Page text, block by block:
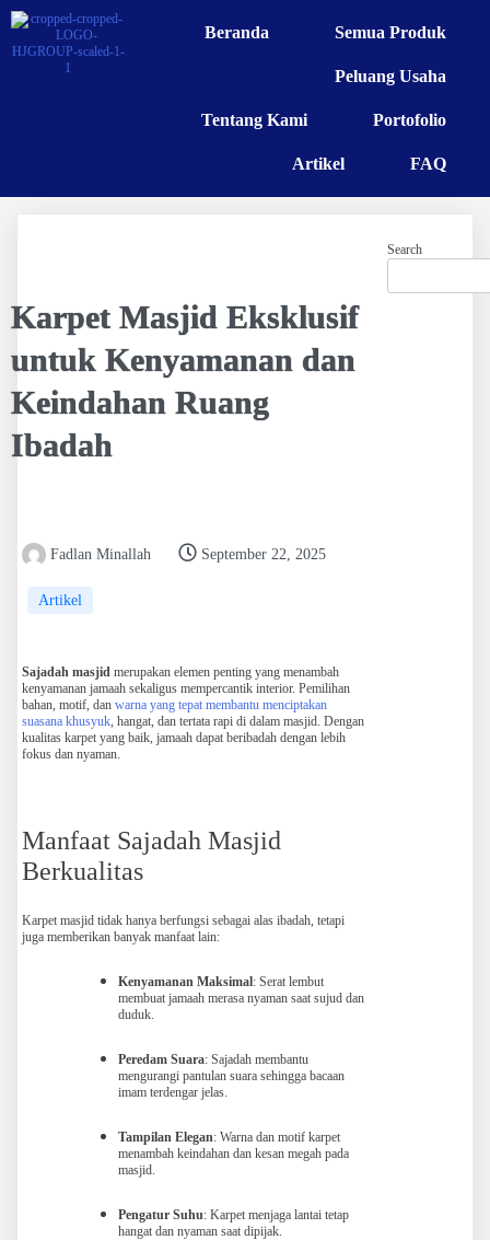
Beranda Semua Produk
Peluang Usaha
Tentang Kami Portofolio
Artikel FAQ
Karpet Masjid Eksklusif
untuk Kenyamanan dan
Keindahan Ruang
Ibadah
Fadlan Minallah September 22, 2025
Artikel
Sajadah masjid merupakan elemen penting yang menambah
kenyamanan jamaah sekaligus mempercantik interior. Pemilihan
bahan, motif, dan warna yang tepat membantu menciptakan
suasana khusyuk, hangat, dan tertata rapi di dalam masjid. Dengan
kualitas karpet yang baik, jamaah dapat beribadah dengan lebih
fokus dan nyaman.
Manfaat Sajadah Masjid
Berkualitas
Karpet masjid tidak hanya berfungsi sebagai alas ibadah, tetapi
juga memberikan banyak manfaat lain:
Kenyamanan Maksimal: Serat lembut
membuat jamaah merasa nyaman saat sujud dan
duduk.
Peredam Suara: Sajadah membantu
mengurangi pantulan suara sehingga bacaan
imam terdengar jelas.
Tampilan Elegan: Warna dan motif karpet
menambah keindahan dan kesan megah pada
masjid.
Pengatur Suhu: Karpet menjaga lantai tetap
hangat dan nyaman saat dipijak.
Search